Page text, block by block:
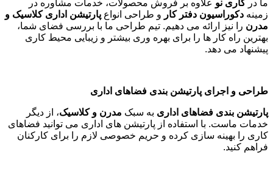
ما درکاری نو علاوه بر فروش محصولات، خدمات مشاوره در
زمینه دکوراسیون دفتر کار و طراحی انواع پارتیشن اداری کلاسیک و
مدرن را نیز ارائه می دهیم. تیم طراحی ما با بررسی فضای شما،
بهترین راه کار ها را برای بهره وری بیشتر و زیبایی محیط کاری
پیشنهاد می دهد.
طراحی و اجرای پارتیشن بندی فضاهای اداری
پارتیشن بندی فضاهای اداری به سبک مدرن و کلاسیک، از دیگر
خدمات ماست. با استفاده از پارتیشن های اداری می توانید فضاهای
کاری را بهینه سازی کرده و حریم خصوصی لازم را برای کارکنان
فراهم کنید.